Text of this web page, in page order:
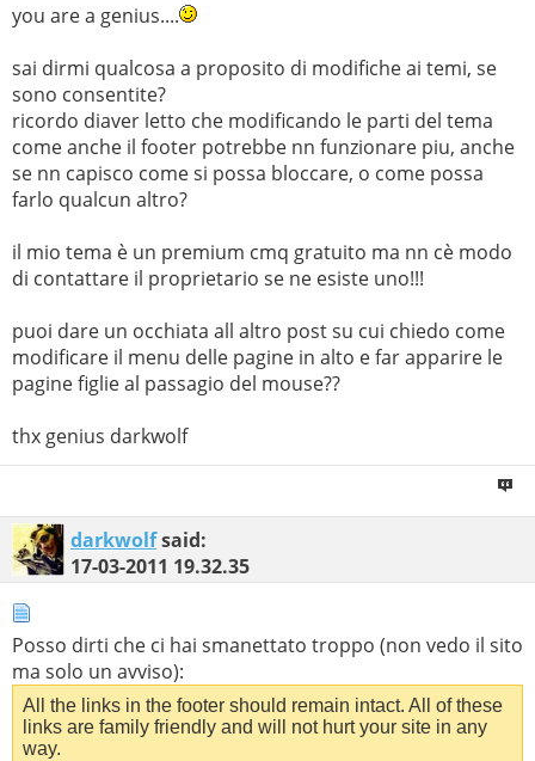
you are a genius....
sai dirmi qualcosa a proposito di modifiche ai temi, se
sono consentite?
ricordo diaver letto che modificando le parti del tema
come anche il footer potrebbe nn funzionare piu, anche
se nn capisco come si possa bloccare, o come possa
farlo qualcun altro?
il mio tema è un premium cmq gratuito ma nn cè modo
di contattare il proprietario se ne esiste uno!!!
puoi dare un occhiata all altro post su cui chiedo come
modificare il menu delle pagine in alto e far apparire le
pagine figlie al passagio del mouse??
thx genius darkwolf
darkwolfsaid:
17-03-2011 19.32.35
Posso dirti che ci hai smanettato troppo (non vedo il sito
ma solo un avviso):
All the links in the footer should remain intact. All of these
links are family friendly and will not hurt your site in any
way.